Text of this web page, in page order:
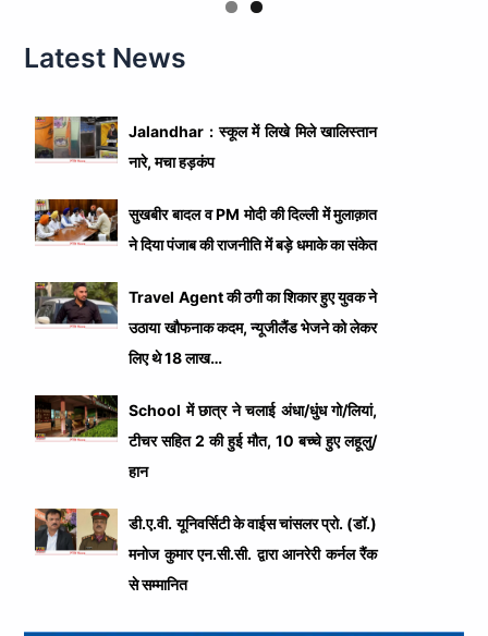
Latest News
Jalandhar : स्कूल में लिखे मिले खालिस्तान
नारे, मचा हड़कंप
सुखबीर बादल व PM मोदी की दिल्ली में मुलाक़ात
ने दिया पंजाब की राजनीति में बड़े धमाके का संकेत
Travel Agent की ठगी का शिकार हुए युवक ने
उठाया खौफनाक कदम, न्यूजीलैंड भेजने को लेकर
लिए थे 18 लाख…
School में छात्र ने चलाई अंधा/धुंध गो/लियां,
टीचर सहित 2 की हुई मौत, 10 बच्चे हुए लहूलु/
हान
डी.ए.वी. यूनिवर्सिटी के वाईस चांसलर प्रो. (डॉ.)
मनोज कुमार एन.सी.सी. द्वारा आनरेरी कर्नल रैंक
से सम्मानित